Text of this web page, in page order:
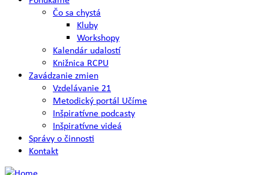
Čo sa chystá
Kluby
Workshopy
Kalendár udalostí
Knižnica RCPU
Zavádzanie zmien
Vzdelávanie 21
Metodický portál Učíme
Inšpiratívne podcasty
Inšpiratívne videá
Správy o činnosti
Kontakt